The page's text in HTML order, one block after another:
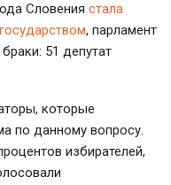
Словения стала
государством, парламент
51 депутат
которые
по данному вопросу.
избирателей,